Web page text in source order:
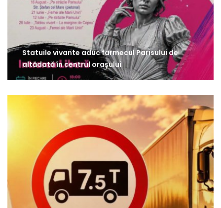
Statuile vivante aduc farmecul Parisului de
altădată în centrul orașului